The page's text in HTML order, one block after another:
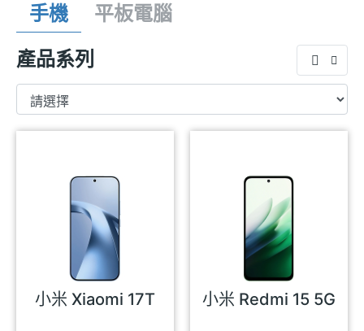
手機
平板電腦
產品系列
小米 Xiaomi 17T 小米 Redmi 15 5G